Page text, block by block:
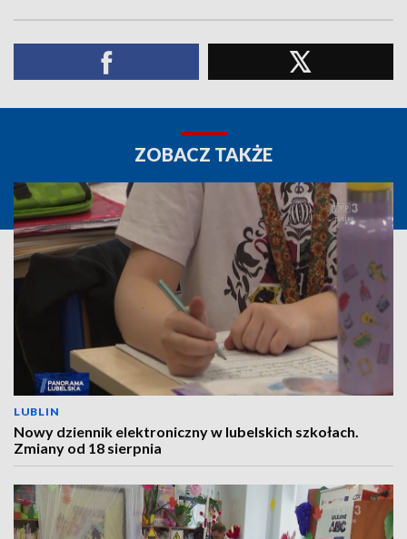
ZOBACZ TAKŻE
LUBLIN
Nowy dziennik elektroniczny w lubelskich szkołach.
Zmiany od 18 sierpnia